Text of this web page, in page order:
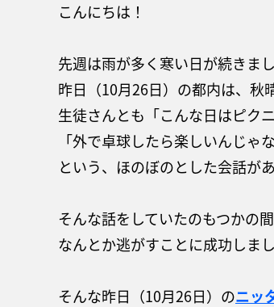
こんにちは！
先週は雨が多く寒い日が続きま
昨日（10月26日）の都内は、
生徒さんとも「こんな日はピク
「外で卓球したら楽しいんじゃ
という、ほのぼのとした会話が
そんな話をしていたのもつかの
なんとか逃がすことに成功しま
そんな昨日（10月26日）のニッ